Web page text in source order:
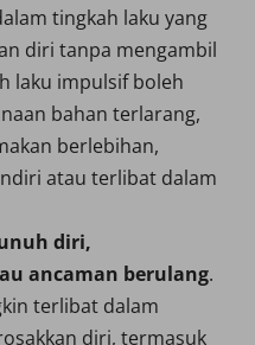
tingkah laku yang
diri tanpa mengambil
laku impulsif boleh
bahan terlarang,
berlebihan,
atau terlibat dalam
diri,
ancaman berulang.
terlibat dalam
diri, termasuk